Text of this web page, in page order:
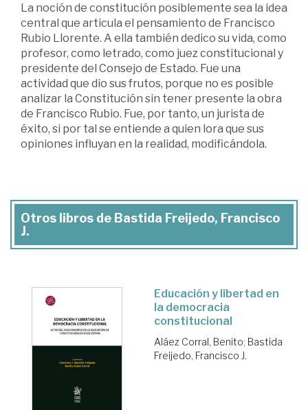
La noción de constitución posiblemente sea la idea
central que articula el pensamiento de Francisco
Rubio Llorente. A ella también dedico su vida, como
profesor, como letrado, como juez constitucional y
presidente del Consejo de Estado. Fue una
actividad que dio sus frutos, porque no es posible
analizar la Constitución sin tener presente la obra
de Francisco Rubio. Fue, por tanto, un jurista de
éxito, si por tal se entiende a quien lora que sus
opiniones influyan en la realidad, modificándola.
Otros libros de Bastida Freijedo, Francisco
J.
Educación y libertad en
la democracia
constitucional
Aláez Corral, Benito; Bastida
Freijedo, Francisco J.